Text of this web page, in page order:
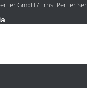
GmbH / Ernst Pertler